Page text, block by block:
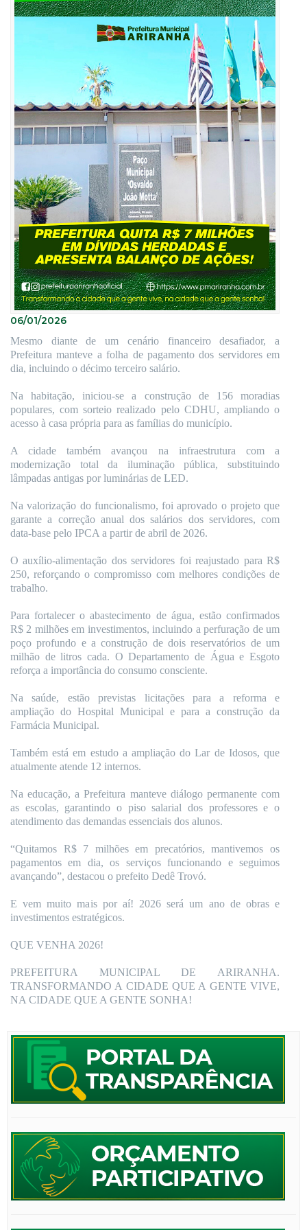
06/01/2026
Mesmo diante de um cenário financeiro desafiador, a
Prefeitura manteve a folha de pagamento dos servidores em
dia, incluindo o décimo terceiro salário.
Na habitação, iniciou-se a construção de 156 moradias
populares, com sorteio realizado pelo CDHU, ampliando o
acesso à casa própria para as famílias do município.
A cidade também avançou na infraestrutura com a
modernização total da iluminação pública, substituindo
lâmpadas antigas por luminárias de LED.
Na valorização do funcionalismo, foi aprovado o projeto que
garante a correção anual dos salários dos servidores, com
data-base pelo IPCA a partir de abril de 2026.
O auxílio-alimentação dos servidores foi reajustado para R$
250, reforçando o compromisso com melhores condições de
trabalho.
Para fortalecer o abastecimento de água, estão confirmados
R$ 2 milhões em investimentos, incluindo a perfuração de um
poço profundo e a construção de dois reservatórios de um
milhão de litros cada. O Departamento de Água e Esgoto
reforça a importância do consumo consciente.
Na saúde, estão previstas licitações para a reforma e
ampliação do Hospital Municipal e para a construção da
Farmácia Municipal.
Também está em estudo a ampliação do Lar de Idosos, que
atualmente atende 12 internos.
Na educação, a Prefeitura manteve diálogo permanente com
as escolas, garantindo o piso salarial dos professores e o
atendimento das demandas essenciais dos alunos.
“Quitamos R$ 7 milhões em precatórios, mantivemos os
pagamentos em dia, os serviços funcionando e seguimos
avançando”, destacou o prefeito Dedê Trovó.
E vem muito mais por aí! 2026 será um ano de obras e
investimentos estratégicos.
QUE VENHA 2026!
PREFEITURA MUNICIPAL DE ARIRANHA.
TRANSFORMANDO A CIDADE QUE A GENTE VIVE,
NA CIDADE QUE A GENTE SONHA!